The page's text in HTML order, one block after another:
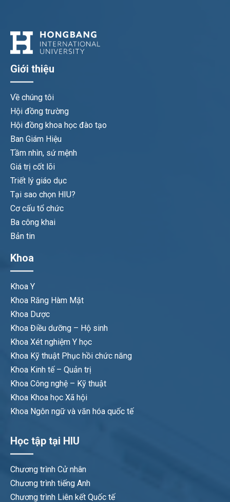
Giới thiệu
Về chúng tôi
Hội đồng trường
Hội đồng khoa học đào tạo
Ban Giám Hiệu
Tầm nhìn, sứ mệnh
Giá trị cốt lõi
Triết lý giáo dục
Tại sao chọn HIU?
Cơ cấu tổ chức
Ba công khai
Bản tin
Khoa
Khoa Y
Khoa Răng Hàm Mặt
Khoa Dược
Khoa Điều dưỡng – Hộ sinh
Khoa Xét nghiệm Y học
Khoa Kỹ thuật Phục hồi chức năng
Khoa Kinh tế – Quản trị
Khoa Công nghệ – Kỹ thuật
Khoa Khoa học Xã hội
Khoa Ngôn ngữ và văn hóa quốc tế
Học tập tại HIU
Chương trình Cử nhân
Chương trình tiếng Anh
Chương trình Liên kết Quốc tế